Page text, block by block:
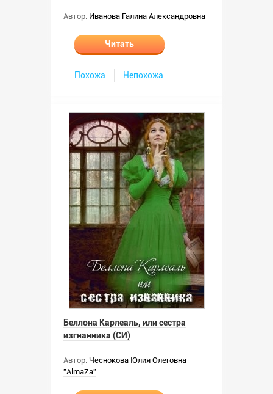
Автор: Иванова Галина Александровна
Читать
Похожа Непохожа
Беллона Карлеаль, или сестра
изгнанника (СИ)
Автор: Чеснокова Юлия Олеговна
"AlmaZa"